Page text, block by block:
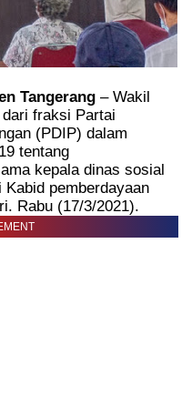
Tangerang – Wakil
dari fraksi Partai
(PDIP) dalam
tentang
kepala dinas sosial
pemberdayaan
Rabu (17/3/2021).